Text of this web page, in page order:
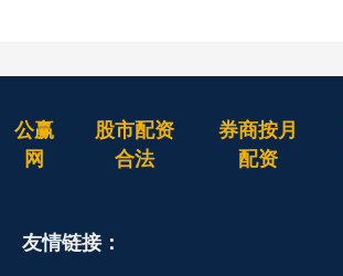
公赢
网
股市配资
合法
券商按月
配资
友情链接：